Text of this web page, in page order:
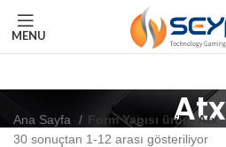
MENU
Atx
Ana Sayfa Form Yapısı ürün Atx
30 sonuçtan 1-12 arası gösteriliyor